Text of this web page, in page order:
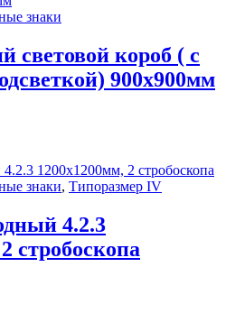
знаки
световой короб ( с
900х900мм
знаки, Типоразмер IV
4.2.3
стробоскопа